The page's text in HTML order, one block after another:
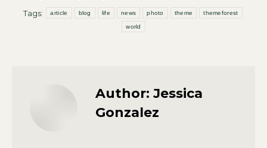
Tags:
article blog life news photo theme themeforest
world
Author: Jessica
Gonzalez